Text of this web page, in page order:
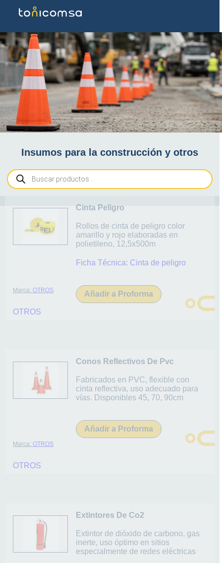
Conos de
Insumos para la construcción y otros
Marca: OTROS
OTROS
Cinta Peligro
Rollos de cinta de peligro color
amarillo y rojo elaboradas en
polietileno, 12,5x500m
Ficha Técnica: Cinta de peligro
Añadir a Proforma
Marca: OTROS
OTROS
Conos Reflectivos De Pvc
Fabricados en PVC, flexible con
cinta reflectiva, uso adecuado para
vías. Disponibles 45, 70, 90cm
Añadir a Proforma
Extintores De Co2
Extintor de dióxido de carbono, gas
inerte, uso óptimo en sitios
especialmente de redes eléctricas